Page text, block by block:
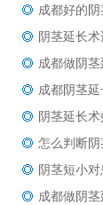
成都好的
阴茎延长
成都做阴
成都阴茎
阴茎延长
怎么判断
阴茎短小
成都做阴